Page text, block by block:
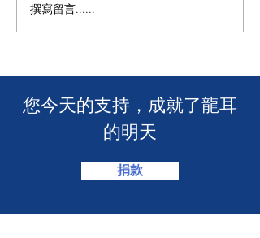
香港警務處 | 網上申請992
緊急短訊求助服務
撰寫留言......
​您今天的支持，成就了龍耳
的明天
捐款